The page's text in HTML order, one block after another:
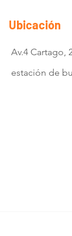
Ubicación
Av.4 Cartago,
estación de